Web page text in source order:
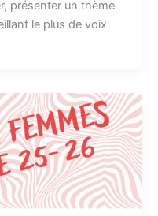
présenter un thème
le plus de voix